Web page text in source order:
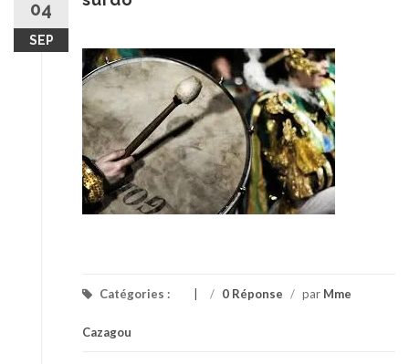
04
SEP
Catégories : / 0 Réponse / par Mme
Cazagou